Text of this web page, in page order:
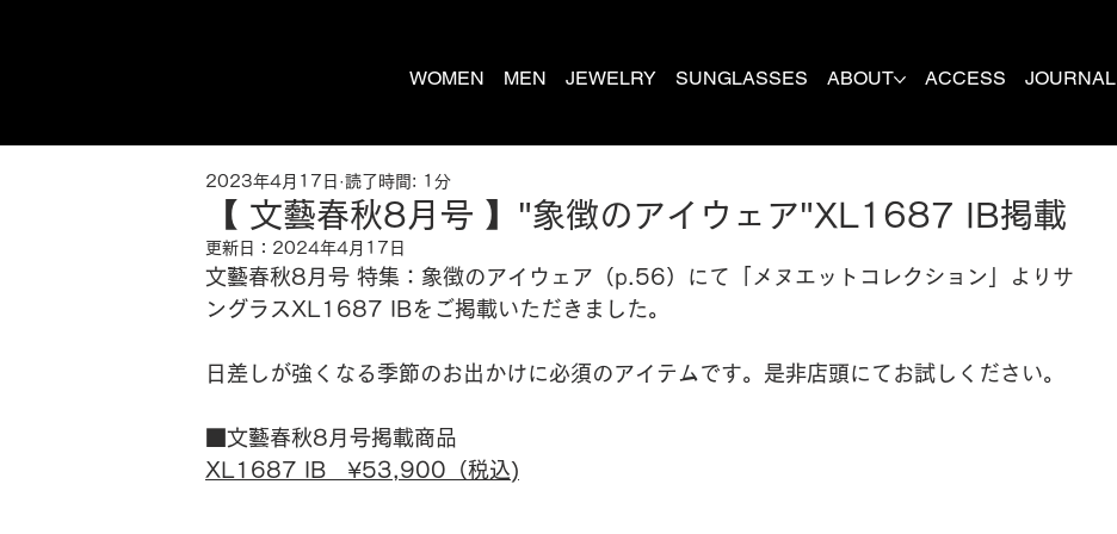
WOMEN MEN JEWELRY SUNGLASSES ABOUT ACCESS JOURNAL
【 文藝春秋8月号 】"象徴のアイウェア"XL1687 IB掲載
2023年4月17日 読了時間: 1分
更新日： 2024年4月17日
文藝春秋8月号 特集：象徴のアイウェア（p.56）にて「メヌエットコレクション」よりサ
ングラスXL1687 IBをご掲載いただきました。
日差しが強くなる季節のお出かけに必須のアイテムです。是非店頭にてお試しください。
■文藝春秋8月号掲載商品
XL1687 IB　¥53,900（税込)